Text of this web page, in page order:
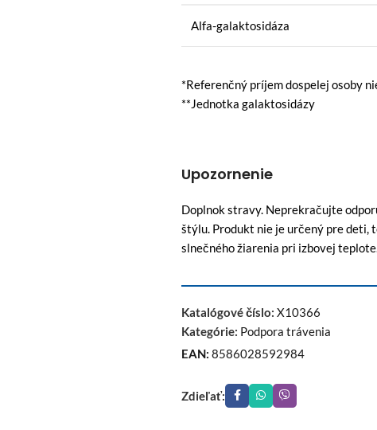
Alfa-galaktosidáza
*Referenčný príjem dospelej osoby
**Jednotka galaktosidázy
Upozornenie
Doplnok stravy. Neprekračujte
štýlu. Produkt nie je určený pre deti,
slnečného žiarenia pri izbovej
Katalógové číslo: X10366
Kategórie: Podpora trávenia
EAN: 8586028592984
Zdieľať: